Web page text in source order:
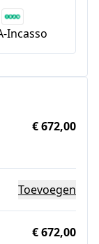
Incasso
€ 672,00
Toevoegen
€ 672,00